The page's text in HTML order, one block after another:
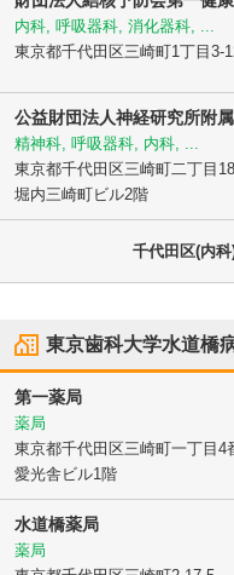
内科, 呼吸器科, 消化器科, ...
東京都千代田区三崎町1丁目3-
公益財団法人神経研究所附
精神科, 呼吸器科, 内科, ...
東京都千代田区三崎町二丁目
堀内三崎町ビル2階
千代田区(内
東京歯科大学水道橋
第一薬局
薬局
東京都千代田区三崎町一丁目4
愛光舎ビル1階
水道橋薬局
薬局